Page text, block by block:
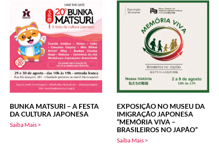
BUNKA MATSURI – A FESTA
DA CULTURA JAPONESA
Saiba Mais >
EXPOSIÇÃO NO MUSEU DA
IMIGRAÇÃO JAPONESA
“MEMÓRIA VIVA –
BRASILEIROS NO JAPÃO”
Saiba Mais >